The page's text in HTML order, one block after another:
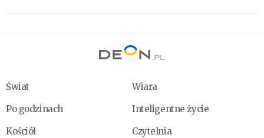
Świat
Wiara
Po godzinach
Inteligentne życie
Kościół
Czytelnia